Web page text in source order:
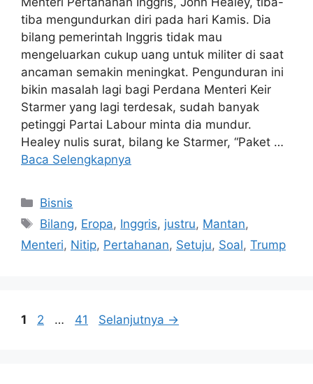
tiba mengundurkan diri pada hari Kamis. Dia
bilang pemerintah Inggris tidak mau
mengeluarkan cukup uang untuk militer di saat
ancaman semakin meningkat. Pengunduran ini
bikin masalah lagi bagi Perdana Menteri Keir
Starmer yang lagi terdesak, sudah banyak
petinggi Partai Labour minta dia mundur.
Healey nulis surat, bilang ke Starmer, “Paket …
Baca Selengkapnya
Kategori
Bisnis
Tag
Bilang, Eropa, Inggris, justru, Mantan,
Menteri, Nitip, Pertahanan, Setuju, Soal, Trump
Halaman
1 Halaman
2 … Halaman
41 Selanjutnya →